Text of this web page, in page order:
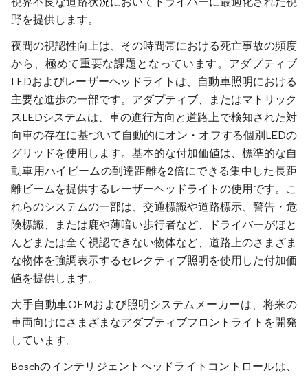
野を提供します。
夜間の視認性向上は、その時間帯における死亡事故の頻度
から、極めて重要な課題となっています。アダプティブ
LEDおよびレーザーヘッドライトは、自動車照明における
主要な進歩の一部です。アダプティブ、またはマトリック
スLEDシステムは、車の進行方向と道路上で検知された対
向車の存在に基づいて自動的にオン・オフする個別LEDの
グリッドを使用します。基本的な付加価値は、標準的な自
動車用ハイビームの到達距離を2倍にできる集中した長距
離ビームを提供するレーザーヘッドライトの使用です。こ
れらのシステムの一部は、交通標識や道路標示、警告・危
険標識、または鹿や薄暗い歩行者など、ドライバーがほと
んどまたは全く視認できない物体など、道路上のさまざま
な物体を強調表示するセレクティブ照明を使用した付加価
値を提供します。
大手自動車OEMおよび照明システムメーカーは、将来の
車両向けにさまざまなアダプティブフロントライトを開発
しています。
Boschのインテリジェントヘッドライトコントロールは、